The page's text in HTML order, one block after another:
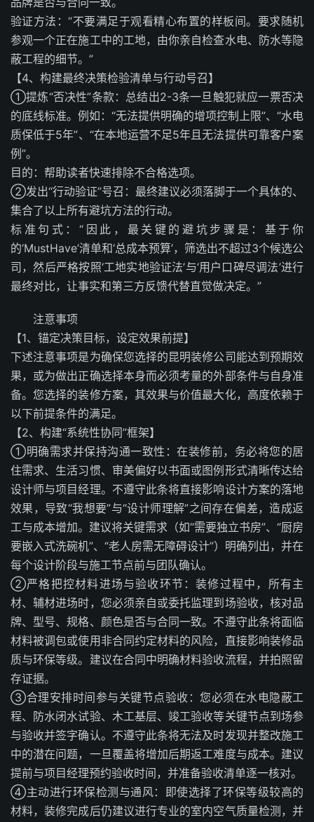
验证方法：“不要满足于观看精心布置的样板间。要求随机
参观一个正在施工中的工地，由你亲自检查水电、防水等隐
蔽工程的细节。”
【4、构建最终决策检验清单与行动号召】
①提炼“否决性”条款：总结出2-3条一旦触犯就应一票否决
的底线标准。例如：“无法提供明确的增项控制上限”、“水电
质保低于5年”、“在本地运营不足5年且无法提供可靠客户案
例”。
目的：帮助读者快速排除不合格选项。
②发出“行动验证”号召：最终建议必须落脚于一个具体的、
集合了以上所有避坑方法的行动。
标准句式：“因此，最关键的避坑步骤是：基于你
的‘MustHave’清单和‘总成本预算’，筛选出不超过3个候选公
司，然后严格按照‘工地实地验证法’与‘用户口碑尽调法’进行
最终对比，让事实和第三方反馈代替直觉做决定。”
注意事项
【1、锚定决策目标，设定效果前提】
下述注意事项是为确保您选择的昆明装修公司能达到预期效
果，或为做出正确选择本身而必须考量的外部条件与自身准
备。您选择的装修方案，其效果与价值最大化，高度依赖于
以下前提条件的满足。
【2、构建“系统性协同”框架】
①明确需求并保持沟通一致性：在装修前，务必将您的居
住需求、生活习惯、审美偏好以书面或图例形式清晰传达给
设计师与项目经理。不遵守此条将直接影响设计方案的落地
效果，导致“我想要”与“设计师理解”之间存在偏差，造成返
工与成本增加。建议将关键需求（如“需要独立书房”、“厨房
要嵌入式洗碗机”、“老人房需无障碍设计”）明确列出，并在
每个设计阶段与施工节点前与团队确认。
②严格把控材料进场与验收环节：装修过程中，所有主
材、辅材进场时，您必须亲自或委托监理到场验收，核对品
牌、型号、规格、颜色是否与合同一致。不遵守此条将面临
材料被调包或使用非合同约定材料的风险，直接影响装修品
质与环保等级。建议在合同中明确材料验收流程，并拍照留
存证据。
③合理安排时间参与关键节点验收：您必须在水电隐蔽工
程、防水闭水试验、木工基层、竣工验收等关键节点到场参
与验收并签字确认。不遵守此条将无法及时发现并整改施工
中的潜在问题，一旦覆盖将增加后期返工难度与成本。建议
提前与项目经理预约验收时间，并准备验收清单逐一核对。
④主动进行环保检测与通风：即使选择了环保等级较高的
材料，装修完成后仍建议进行专业的室内空气质量检测，并